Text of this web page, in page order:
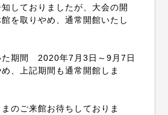
しておりましたが、大会の開
を取りやめ、通常開館いたし
た期間 2020年7月3日～9月7日
、上記期間も通常開館しま
のご来館お待ちしておりま